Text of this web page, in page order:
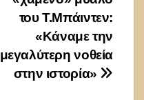
του Τ.Μπάιντεν:
«Κάναμε την
μεγαλύτερη νοθεία
στην ιστορία»